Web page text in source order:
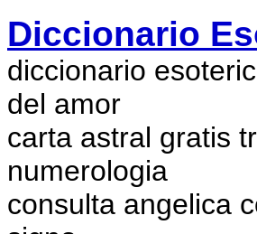
Diccionario
diccionario
del amor
carta astral gratis
numerologia
consulta angelica